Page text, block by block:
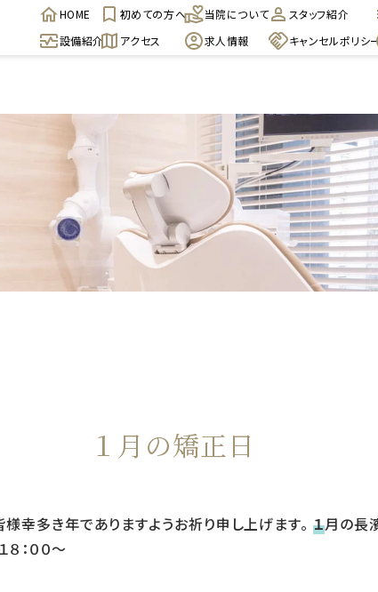
HOME 初めての方へ 当院について スタッフ紹介
設備紹介
アクセス 求人情報 キャンセルポリシ
１月の矯正日
幸多き年でありますようお祈り申し上げます。 １月の長
８：００〜